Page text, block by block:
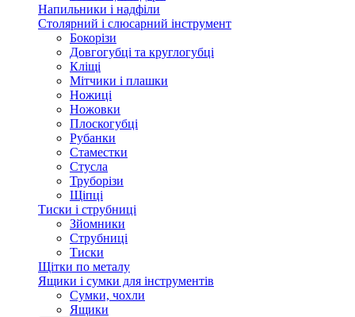
Напильники і надфіли
Столярний і слюсарний інструмент
Бокорізи
Довгогубці та круглогубці
Кліщі
Мітчики і плашки
Ножиці
Ножовки
Плоскогубці
Рубанки
Стаместки
Стусла
Труборізи
Щіпці
Тиски і струбниці
Зйомники
Струбниці
Тиски
Щітки по металу
Ящики і сумки для інструментів
Сумки, чохли
Ящики